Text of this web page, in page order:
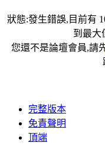
狀態:發生錯誤,目前有
到最大
您還不是論壇會員,請
完整版本
免責聲明
頂端